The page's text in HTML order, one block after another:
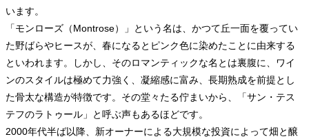
います。
「モンローズ（Montrose）」という名は、かつて丘一面を覆ってい
た野ばらやヒースが、春になるとピンク色に染めたことに由来する
といわれます。しかし、そのロマンティックな名とは裏腹に、ワイ
ンのスタイルは極めて力強く、凝縮感に富み、長期熟成を前提とし
た骨太な構造が特徴です。その堂々たる佇まいから、「サン・テス
テフのラトゥール」と呼ぶ声もあるほどです。
2000年代半ば以降、新オーナーによる大規模な投資によって畑と醸